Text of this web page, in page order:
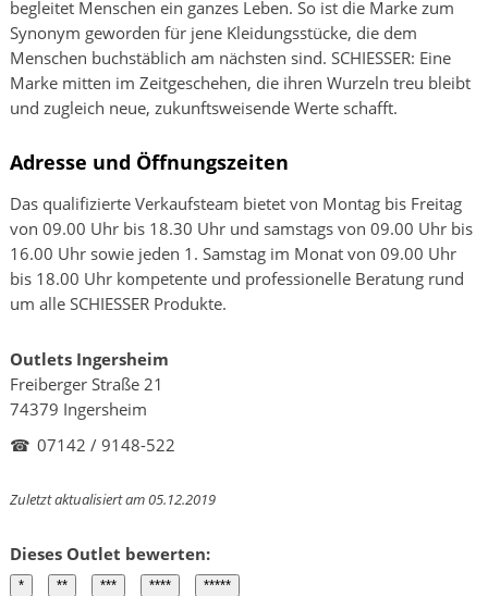
begleitet Menschen ein ganzes Leben. So ist die Marke zum
Synonym geworden für jene Kleidungsstücke, die dem
Menschen buchstäblich am nächsten sind. SCHIESSER: Eine
Marke mitten im Zeitgeschehen, die ihren Wurzeln treu bleibt
und zugleich neue, zukunftsweisende Werte schafft.
Adresse und Öffnungszeiten
Das qualifizierte Verkaufsteam bietet von Montag bis Freitag
von 09.00 Uhr bis 18.30 Uhr und samstags von 09.00 Uhr bis
16.00 Uhr sowie jeden 1. Samstag im Monat von 09.00 Uhr
bis 18.00 Uhr kompetente und professionelle Beratung rund
um alle SCHIESSER Produkte.
Outlets Ingersheim
Freiberger Straße 21
74379 Ingersheim
☎ 07142 / 9148-522
Zuletzt aktualisiert am 05.12.2019
Dieses Outlet bewerten: